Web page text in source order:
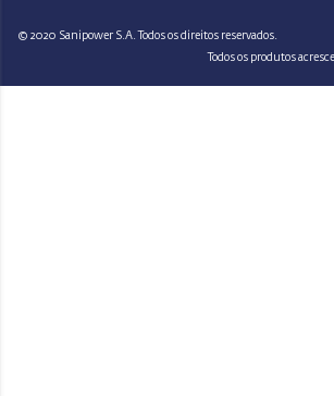
© 2020 Sanipower S.A. Todos os direitos reservados.
Todos os produtos